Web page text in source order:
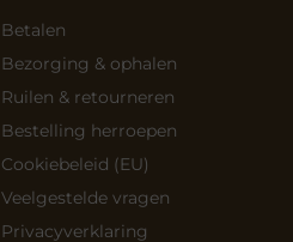
Betalen
Bezorging & ophalen
Ruilen & retourneren
Bestelling herroepen
Cookiebeleid (EU)
Veelgestelde vragen
Privacyverklaring